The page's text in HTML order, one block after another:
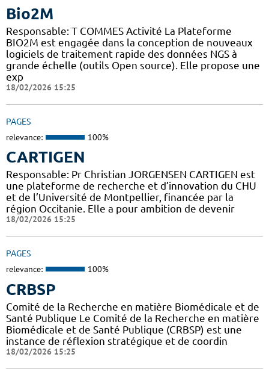
Bio2M
Responsable: T COMMES Activité La Plateforme
BIO2M est engagée dans la conception de nouveaux
logiciels de traitement rapide des données NGS à
grande échelle (outils Open source). Elle propose une
exp
18/02/2026 15:25
PAGES
relevance: 100%
CARTIGEN
Responsable: Pr Christian JORGENSEN CARTIGEN est
une plateforme de recherche et d’innovation du CHU
et de l’Université de Montpellier, financée par la
région Occitanie. Elle a pour ambition de devenir
18/02/2026 15:25
PAGES
relevance: 100%
CRBSP
Comité de la Recherche en matière Biomédicale et de
Santé Publique Le Comité de la Recherche en matière
Biomédicale et de Santé Publique (CRBSP) est une
instance de réflexion stratégique et de coordin
18/02/2026 15:25